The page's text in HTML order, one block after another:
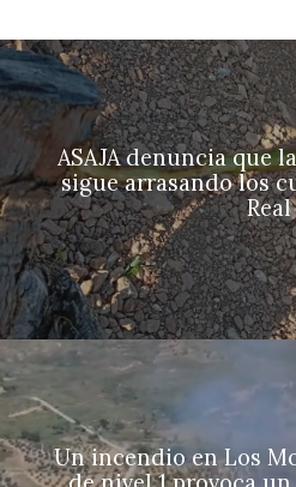
ASAJA denuncia que
sigue arrasando los
Real
Un incendio en Los